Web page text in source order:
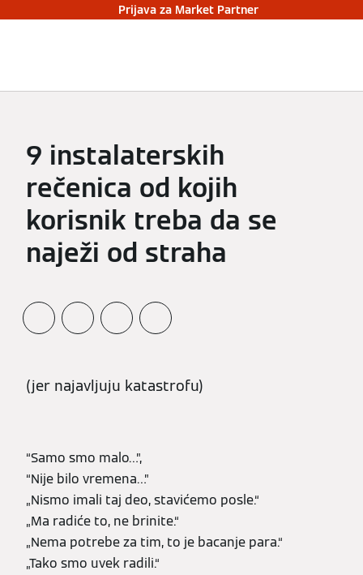
Prijava za Market Partner
9 instalaterskih
rečenica od kojih
korisnik treba da se
naježi od straha
(jer najavljuju katastrofu)
“Samo smo malo…”,
“Nije bilo vremena…”
„Nismo imali taj deo, stavićemo posle.“
„Ma radiće to, ne brinite.“
„Nema potrebe za tim, to je bacanje para.“
„Tako smo uvek radili.“